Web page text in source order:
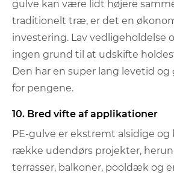
gulve kan være lidt højere
traditionelt træ, er det en
investering. Lav vedligeholdelse
ingen grund til at udskifte
Den har en super lang levetid
for pengene.
10. Bred vifte af applikationer
PE-gulve er ekstremt alsidige og
række udendørs projekter,
terrasser, balkoner, pooldæk og